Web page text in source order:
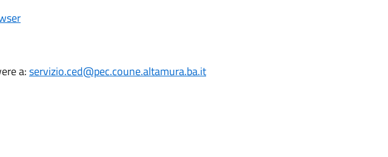
a:servizio.ced@pec.coune.altamura.ba.it